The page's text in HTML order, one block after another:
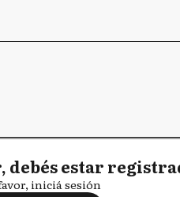
debés estar
iniciá sesión